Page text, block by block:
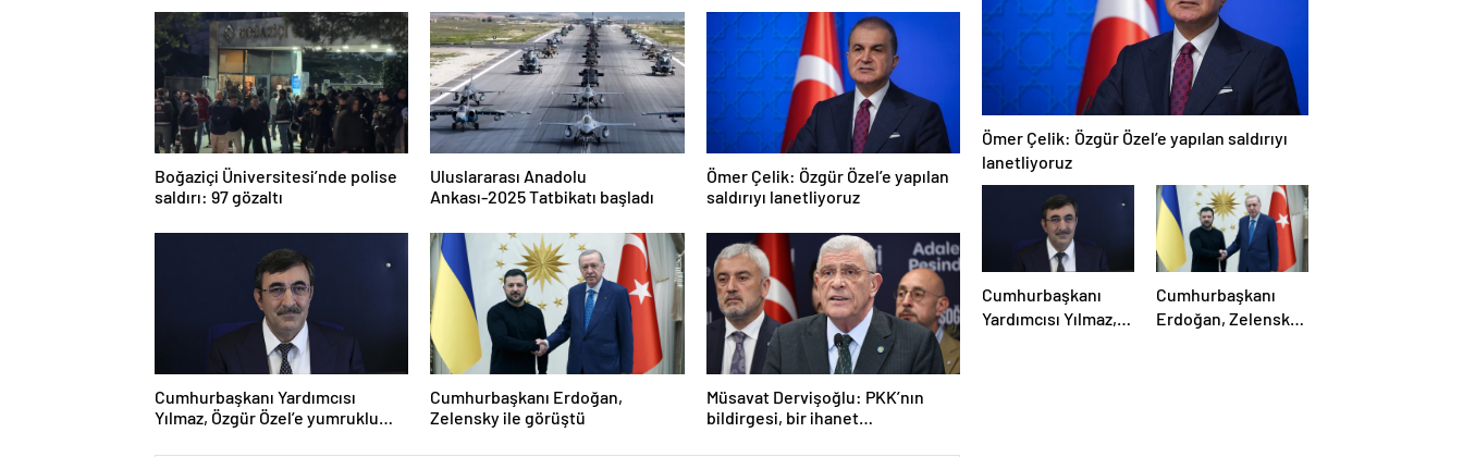
Boğaziçi Üniversitesi’nde polise
saldırı: 97 gözaltı
Uluslararası Anadolu
Ankası-2025 Tatbikatı başladı
Ömer Çelik: Özgür Özel’e yapılan
saldırıyı lanetliyoruz
Cumhurbaşkanı Yardımcısı
Yılmaz, Özgür Özel’e yumruklu
Cumhurbaşkanı Erdoğan,
Zelensky ile görüştü
Müsavat Dervişoğlu: PKK’nın
bildirgesi, bir ihanet
Ömer Çelik: Özgür Özel’e yapılan saldırıyı
lanetliyoruz
Cumhurbaşkanı
Yardımcısı Yılmaz,
Cumhurbaşkanı
Erdoğan, Zelensky